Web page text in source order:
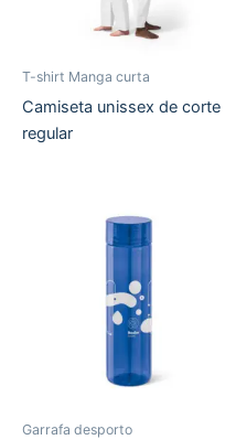
T-shirt Manga curta
Camiseta unissex de corte
regular
Garrafa desporto